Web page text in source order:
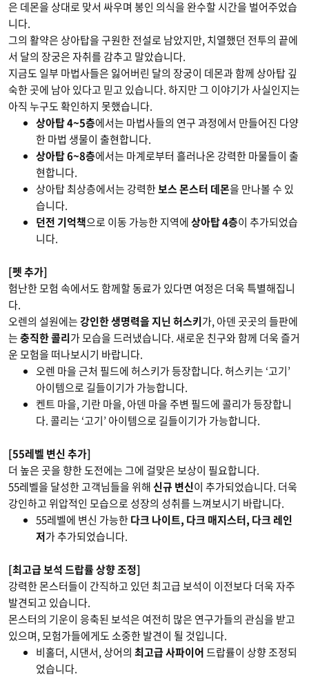
은 데몬을 상대로 맞서 싸우며 봉인 의식을 완수할 시간을 벌어주었습
니다.
그의 활약은 상아탑을 구원한 전설로 남았지만, 치열했던 전투의 끝에
서 달의 장궁은 자취를 감추고 말았습니다.
지금도 일부 마법사들은 잃어버린 달의 장궁이 데몬과 함께 상아탑 깊
숙한 곳에 남아 있다고 믿고 있습니다. 하지만 그 이야기가 사실인지는
아직 누구도 확인하지 못했습니다.
상아탑 4~5층에서는 마법사들의 연구 과정에서 만들어진 다양
한 마법 생물이 출현합니다.
상아탑 6~8층에서는 마계로부터 흘러나온 강력한 마물들이 출
현합니다.
상아탑 최상층에서는 강력한보스 몬스터 데몬을 만나볼 수 있
습니다.
던전 기억책으로 이동 가능한 지역에상아탑 4층이 추가되었습
니다.
[펫 추가]
험난한 모험 속에서도 함께할 동료가 있다면 여정은 더욱 특별해집니
다.
오렌의 설원에는강인한 생명력을 지닌 허스키가, 아덴 곳곳의 들판에
는충직한 콜리가 모습을 드러냈습니다. 새로운 친구와 함께 더욱 즐거
운 모험을 떠나보시기 바랍니다.
오렌 마을 근처 필드에 허스키가 등장합니다. 허스키는 ‘고기’
아이템으로 길들이기가 가능합니다.
켄트 마을, 기란 마을, 아덴 마을 주변 필드에 콜리가 등장합니
다. 콜리는 ‘고기’ 아이템으로 길들이기가 가능합니다.
[55레벨 변신 추가]
더 높은 곳을 향한 도전에는 그에 걸맞은 보상이 필요합니다.
55레벨을 달성한 고객님들을 위해신규 변신이 추가되었습니다. 더욱
강인하고 위압적인 모습으로 성장의 성취를 느껴보시기 바랍니다.
55레벨에 변신 가능한다크 나이트, 다크 매지스터, 다크 레인
저가 추가되었습니다.
[최고급 보석 드랍률 상향 조정]
강력한 몬스터들이 간직하고 있던 최고급 보석이 이전보다 더욱 자주
발견되고 있습니다.
몬스터의 기운이 응축된 보석은 여전히 많은 연구가들의 관심을 받고
있으며, 모험가들에게도 소중한 발견이 될 것입니다.
비홀더, 시댄서, 상어의 최고급 사파이어드랍률이 상향 조정되
었습니다.